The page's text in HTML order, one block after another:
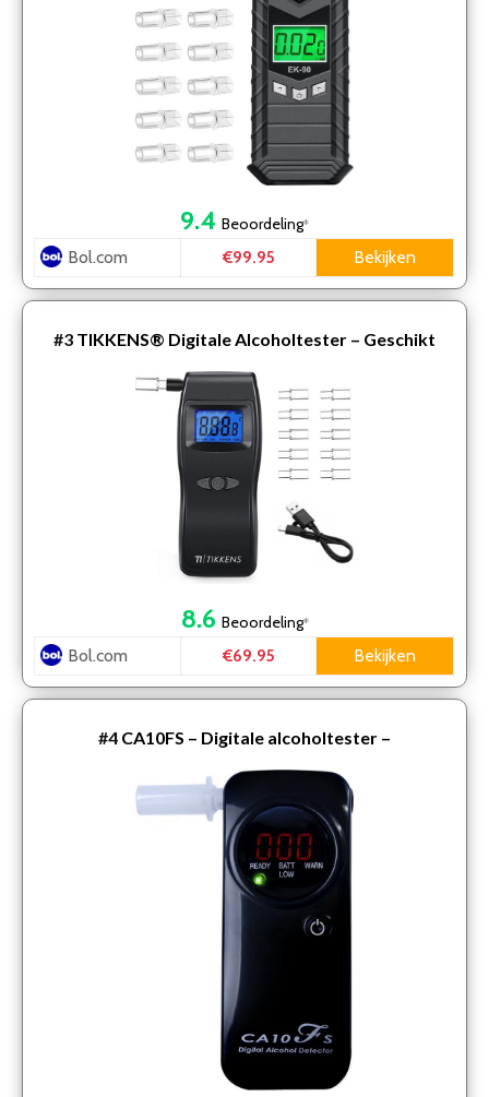
9.4 Beoordeling*
Bol.com €99.95 Bekijken
#3 TIKKENS® Digitale Alcoholtester – Geschikt
voor Frankrijk, Nederland, Belgie, … – Alcoholtest –
U…
8.6 Beoordeling*
Bol.com €69.95 Bekijken
#4 CA10FS – Digitale alcoholtester –
elektrochemische sensor – snel en nauwkeurig